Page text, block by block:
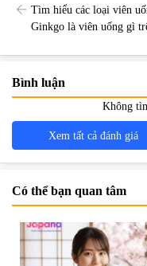
Tìm hiểu các loại viên
Ginkgo là viên uống gì
Bình luận
Không
Xem tất cả đánh giá
Có thể bạn quan tâm